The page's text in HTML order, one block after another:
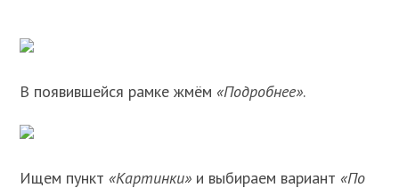
В появившейся рамке жмём«Подробнее».
Ищем пункт«Картинки» и выбираем вариант«По